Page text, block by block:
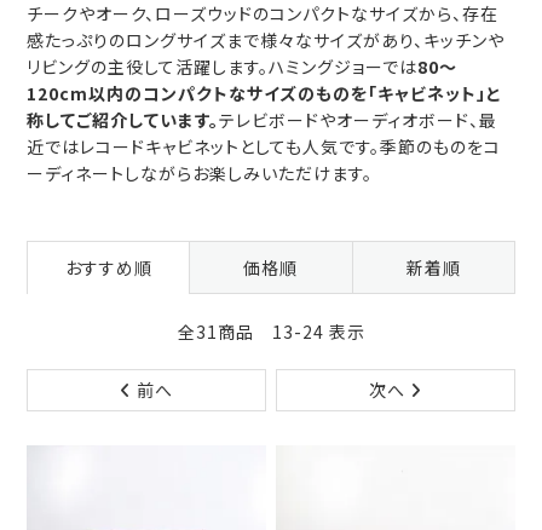
チークやオーク、ローズウッドのコンパクトなサイズから、存在
感たっぷりのロングサイズまで様々なサイズがあり、キッチンや
リビングの主役して活躍します。ハミングジョーでは80～
120cm以内のコンパクトなサイズのものを「キャビネット」と
称してご紹介しています。テレビボードやオーディオボード、最
近ではレコードキャビネットとしても人気です。季節のものをコ
ーディネートしながらお楽しみいただけます。
おすすめ順 価格順 新着順
全31商品 13-24 表示
前へ 次へ